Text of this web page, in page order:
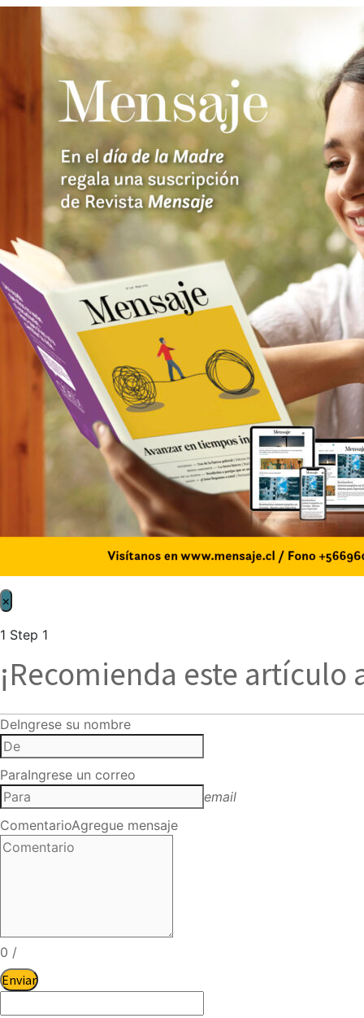
×
1 Step 1
¡Recomienda este artículo
DeIngrese su nombre
ParaIngrese un correo
email
ComentarioAgregue mensaje
0 /
Enviar